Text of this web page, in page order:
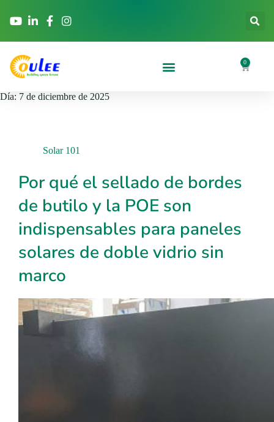
0
Día: 7 de diciembre de 2025
Solar 101
Por qué el sellado de bordes
de butilo y la POE son
indispensables para paneles
solares de doble vidrio sin
marco